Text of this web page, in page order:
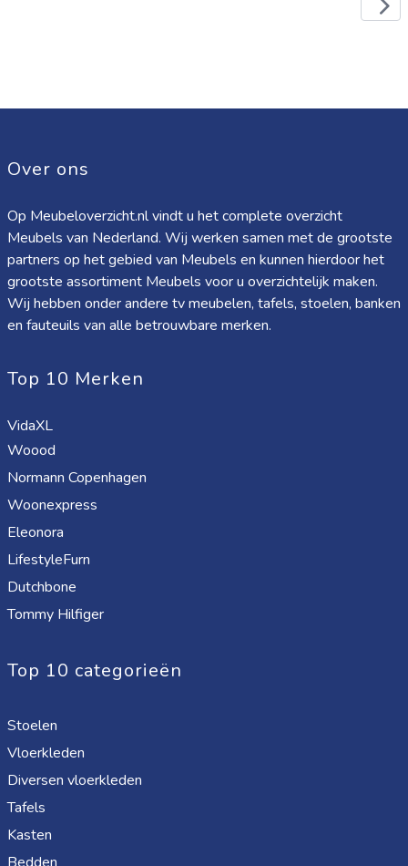
Over ons
Op Meubeloverzicht.nl vindt u het complete overzicht
Meubels van Nederland. Wij werken samen met de grootste
partners op het gebied van Meubels en kunnen hierdoor het
grootste assortiment Meubels voor u overzichtelijk maken.
Wij hebben onder andere tv meubelen, tafels, stoelen, banken
en fauteuils van alle betrouwbare merken.
Top 10 Merken
VidaXL
Woood
Normann Copenhagen
Woonexpress
Eleonora
LifestyleFurn
Dutchbone
Tommy Hilfiger
Top 10 categorieën
Stoelen
Vloerkleden
Diversen vloerkleden
Tafels
Kasten